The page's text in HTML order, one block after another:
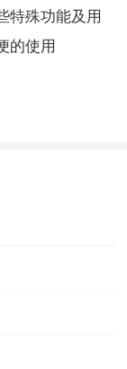
特殊功能及用
的使用